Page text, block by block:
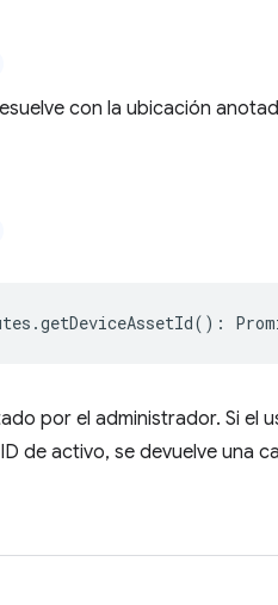
con la ubicación
.getDeviceAssetId() :
por el administrador. Si el
de activo, se devuelve una